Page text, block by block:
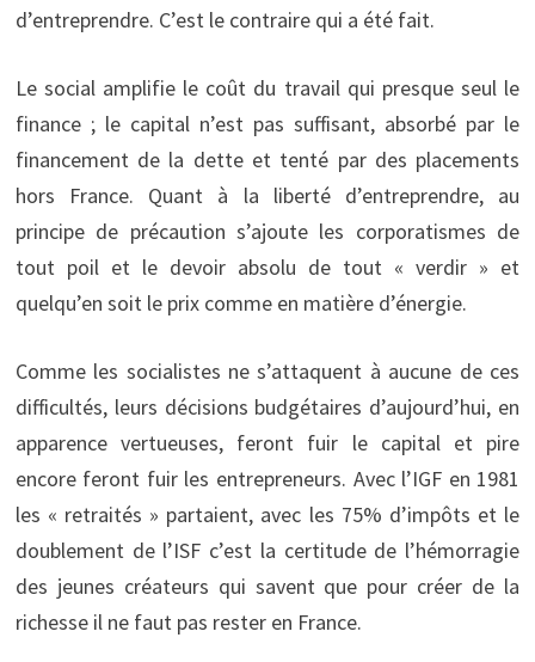
d’entreprendre. C’est le contraire qui a été fait.
Le social amplifie le coût du travail qui presque seul le
finance ; le capital n’est pas suffisant, absorbé par le
financement de la dette et tenté par des placements
hors France. Quant à la liberté d’entreprendre, au
principe de précaution s’ajoute les corporatismes de
tout poil et le devoir absolu de tout « verdir » et
quelqu’en soit le prix comme en matière d’énergie.
Comme les socialistes ne s’attaquent à aucune de ces
difficultés, leurs décisions budgétaires d’aujourd’hui, en
apparence vertueuses, feront fuir le capital et pire
encore feront fuir les entrepreneurs. Avec l’IGF en 1981
les « retraités » partaient, avec les 75% d’impôts et le
doublement de l’ISF c’est la certitude de l’hémorragie
des jeunes créateurs qui savent que pour créer de la
richesse il ne faut pas rester en France.